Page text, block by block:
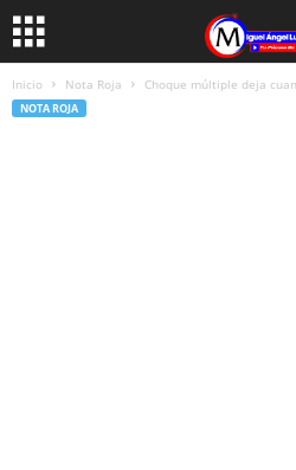
Inicio Nota Roja Choque múltiple deja
NOTA ROJA